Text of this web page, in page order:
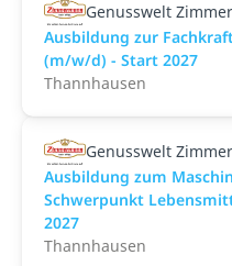
Genusswelt
Ausbildung zur
(m/w/d) - Start 2027
Thannhausen
Genusswelt
Ausbildung zum
Schwerpunkt
2027
Thannhausen